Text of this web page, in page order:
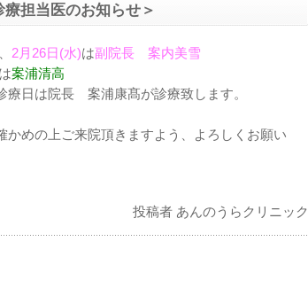
療担当医のお知らせ＞
2月26日(水)は副院長 案内美雪
は案浦清高
療日は院長 案浦康髙が診療致します。
かめの上ご来院頂きますよう、よろしくお願い
投稿者 あんのうらクリニック